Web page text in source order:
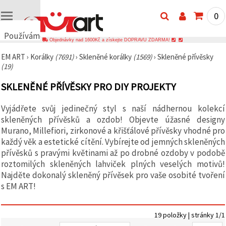
Používáme
🍪
Používáme
podobné
technologie,
zajistili
správné
fungování
webu,
zlepšili vaše
prostředí
při jeho
používání a
s vaším
souhlasem
analyzovali
a
0
Objednávky nad 1600Kč a získejte DOPRAVU ZDARMA!
EM ART › Korálky (7691)› Skleněné korálky (1569)› Skleněné přívěsky
(19)
SKLENĚNÉ PŘÍVĚSKY PRO DIY PROJEKTY
Vyjádřete svůj jedinečný styl s naší nádhernou kolekcí
skleněných přívěsků a ozdob! Objevte úžasné designy
Murano, Millefiori, zirkonové a křišťálové přívěsky vhodné pro
každý věk a estetické cítění. Vybírejte od jemných skleněných
přívěsků s pravými květinami až po drobné ozdoby v podobě
roztomilých skleněných lahviček plných veselých motivů!
Najděte dokonalý skleněný přívěsek pro vaše osobité tvoření
s EM ART!
19 položky | stránky 1/1